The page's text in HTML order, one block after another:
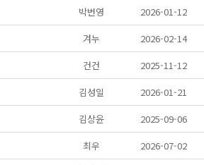
박번영 2026-01-12
겨누 2026-02-14
건건 2025-11-12
김성일 2026-01-21
김상윤 2025-09-06
최우 2026-07-02